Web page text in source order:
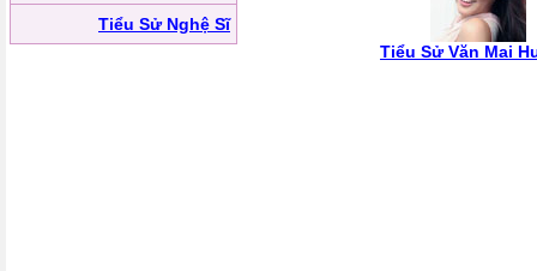
Tiểu Sử Nghệ Sĩ
Tiểu Sử Văn Mai